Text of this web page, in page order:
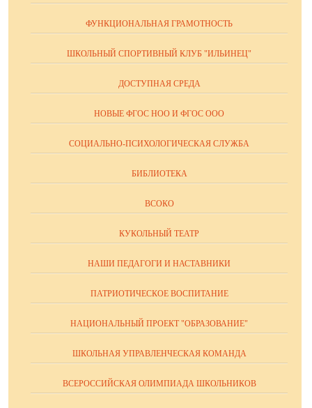
ФУНКЦИОНАЛЬНАЯ ГРАМОТНОСТЬ
ШКОЛЬНЫЙ СПОРТИВНЫЙ КЛУБ "ИЛЬИНЕЦ"
ДОСТУПНАЯ СРЕДА
НОВЫЕ ФГОС НОО И ФГОС ООО
СОЦИАЛЬНО-ПСИХОЛОГИЧЕСКАЯ СЛУЖБА
БИБЛИОТЕКА
ВСОКО
КУКОЛЬНЫЙ ТЕАТР
НАШИ ПЕДАГОГИ И НАСТАВНИКИ
ПАТРИОТИЧЕСКОЕ ВОСПИТАНИЕ
НАЦИОНАЛЬНЫЙ ПРОЕКТ "ОБРАЗОВАНИЕ"
ШКОЛЬНАЯ УПРАВЛЕНЧЕСКАЯ КОМАНДА
ВСЕРОССИЙСКАЯ ОЛИМПИАДА ШКОЛЬНИКОВ